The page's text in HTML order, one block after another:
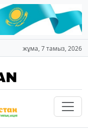
жұма, 7 тамыз, 2026